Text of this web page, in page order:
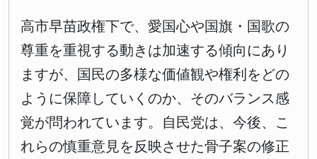
高市早苗政権下で、愛国心や国旗・国歌の
尊重を重視する動きは加速する傾向にあり
ますが、国民の多様な価値観や権利をどの
ように保障していくのか、そのバランス感
覚が問われています。自民党は、今後、こ
れらの慎重意見を反映させた骨子案の修正